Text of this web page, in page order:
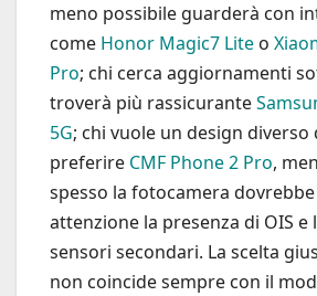
meno possibile guarderà con
come Honor Magic7 Lite o
Pro; chi cerca aggiornamenti
troverà più rassicurante
5G; chi vuole un design
preferire CMF Phone 2 Pro,
spesso la fotocamera
attenzione la presenza di OIS e
sensori secondari. La scelta
non coincide sempre con il